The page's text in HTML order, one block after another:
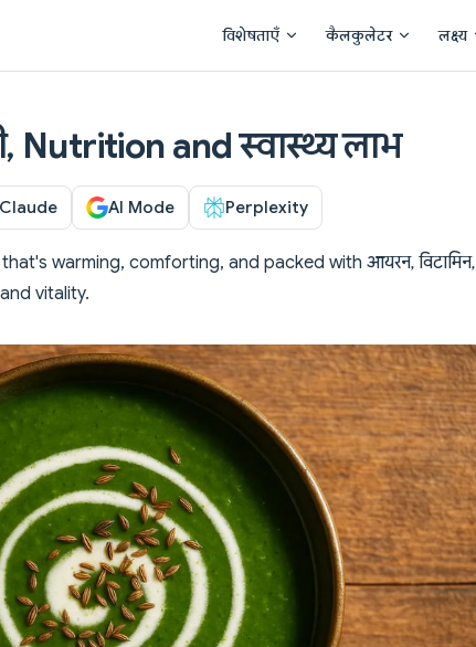
विशेषताएँ कैलकुलेटर लक्ष्य
Nutrition and स्वास्थ्य लाभ
Claude AI Mode Perplexity
warming, comforting, and packed with आयरन, विटामिन,
vitality.